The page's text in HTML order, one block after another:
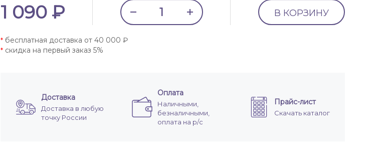
1 090 ₽ В КОРЗИНУ
*бесплатная доставка от 40 000 ₽
*скидка на первый заказ 5%
Доставка
Доставка в любую
точку России
Оплата
Наличными,
безналичными,
оплата на р/с
Прайс-лист
Скачать каталог